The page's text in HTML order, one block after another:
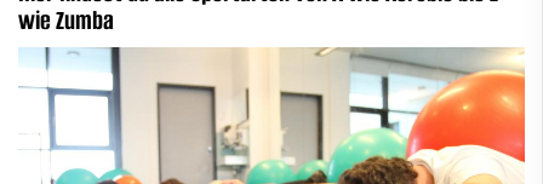
wie Zumba